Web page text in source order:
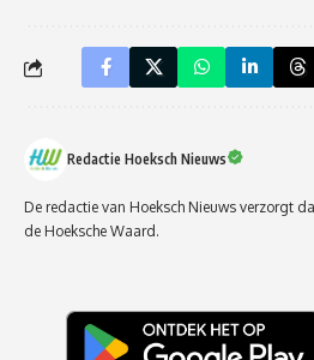
Redactie Hoeksch Nieuws
De redactie van Hoeksch Nieuws verzorgt
de Hoeksche Waard.